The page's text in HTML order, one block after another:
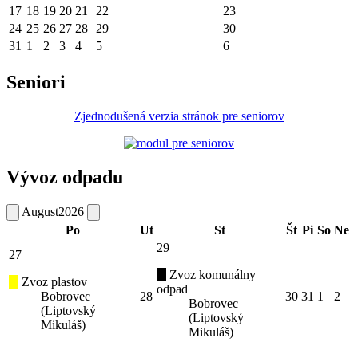
17 18 19 20 21 22
23
24 25 26 27 28 29
30
31 1 2 3 4 5 6
Seniori
Zjednodušená verzia stránok pre seniorov
Vývoz odpadu
August2026
Po
Ut St Št Pi So Ne
27
Zvoz plastov
Bobrovec
(Liptovský
Mikuláš)
28
29
Zvoz komunálny
odpad
Bobrovec
(Liptovský
Mikuláš)
30 31 1 2